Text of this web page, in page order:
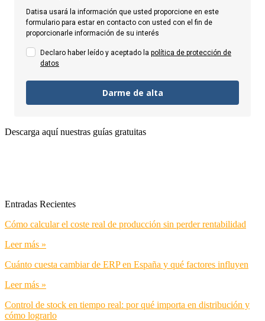
Datisa usará la información que usted proporcione en este
formulario para estar en contacto con usted con el fin de
proporcionarle información de su interés
Declaro haber leído y aceptado la política de protección de
datos
Darme de alta
Descarga aquí nuestras guías gratuitas
Entradas Recientes
Cómo calcular el coste real de producción sin perder rentabilidad
Leer más »
Cuánto cuesta cambiar de ERP en España y qué factores influyen
Leer más »
Control de stock en tiempo real: por qué importa en distribución y
cómo lograrlo